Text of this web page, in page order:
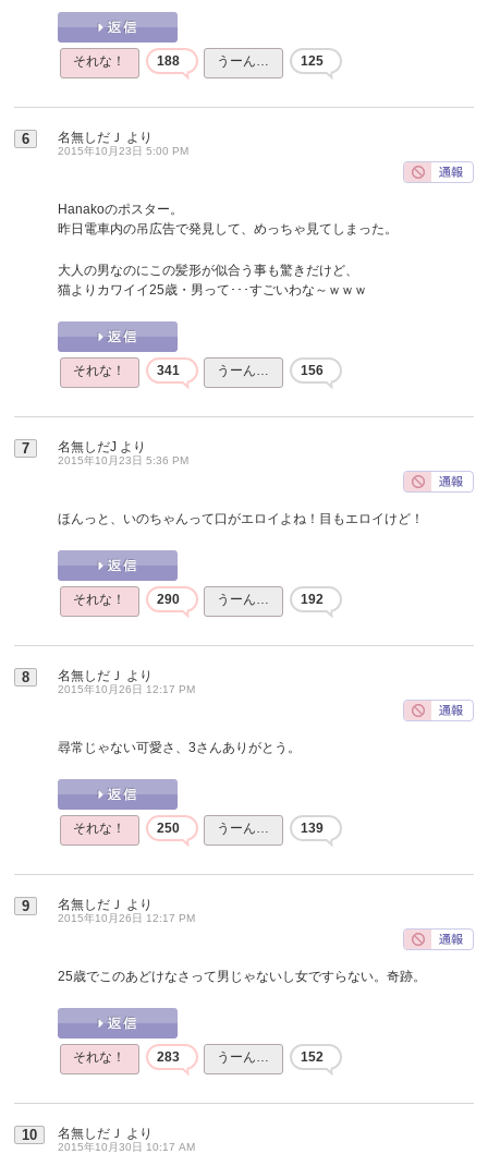
それな！ 188 うーん… 125
6 名無しだＪ より
2015年10月23日 5:00 PM
Hanakoのポスター。
昨日電車内の吊広告で発見して、めっちゃ見てしまった。
大人の男なのにこの髪形が似合う事も驚きだけど、
猫よりカワイイ25歳・男って･･･すごいわな～ｗｗｗ
それな！ 341 うーん… 156
7 名無しだJ より
2015年10月23日 5:36 PM
ほんっと、いのちゃんって口がエロイよね！目もエロイけど！
それな！ 290 うーん… 192
8 名無しだＪ より
2015年10月26日 12:17 PM
尋常じゃない可愛さ、3さんありがとう。
それな！ 250 うーん… 139
9 名無しだＪ より
2015年10月26日 12:17 PM
25歳でこのあどけなさって男じゃないし女ですらない。奇跡。
それな！ 283 うーん… 152
10 名無しだＪ より
2015年10月30日 10:17 AM